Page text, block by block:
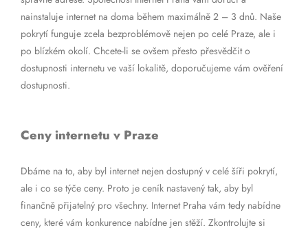
nainstaluje internet na doma během maximálně 2 – 3 dnů. Naše
pokrytí funguje zcela bezproblémově nejen po celé Praze, ale i
po blízkém okolí. Chcete-li se ovšem přesto přesvědčit o
dostupnosti internetu ve vaší lokalitě, doporučujeme vám ověření
dostupnosti.
Ceny internetu v Praze
Dbáme na to, aby byl internet nejen dostupný v celé šíři pokrytí,
ale i co se týče ceny. Proto je ceník nastavený tak, aby byl
finančně přijatelný pro všechny. Internet Praha vám tedy nabídne
ceny, které vám konkurence nabídne jen stěží. Zkontrolujte si